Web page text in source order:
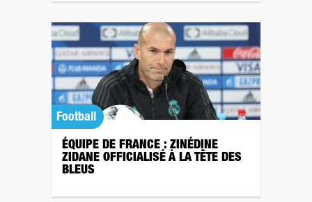
Football
ÉQUIPE DE FRANCE : ZINÉDINE
ZIDANE OFFICIALISÉ À LA TÊTE DES
BLEUS